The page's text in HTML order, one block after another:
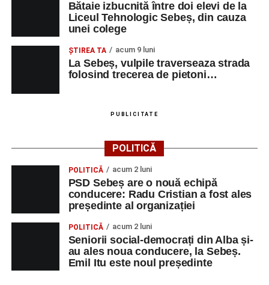
bucurie, prietenie, comuniune, noblețe, profesionalism,
aprinzând felinarele dinăuntrul tuturor. Vom purta aceste
zile în coroana de lumină a sufletelor, amintind că
adevărata măreție stă în slujire. Autentică conlucrare, cu
oameni care inspiră, simți că adaugi în galerie lecții de
zbor! Oașa este… Oașa.”(Prof. Alexandra Leordean)
rânduială, de efortul imens și de sufletul pe care îl pun
Am descoperit că multa știință ori funcția sau statutul nu
ține loc de caracter, de omenie. Voi păstra gândul ferm că
omul sfințește locul.”(Prof. Ciobanu Crenguța Vasilica)
„O mare familie, o comunitate pentru trup, minte și suflet,
un mod de a lua o gură de aer într-un bombardament
informatic, mediatic și psihologic.”
„Voi merge acasă cu gândul că educația și nu numai are
Bătaie izbucnită între doi elevi de la
Liceul Tehnologic Sebeș, din cauza
unei colege
ŞTIREA TA acum 9 luni
La Sebeș, vulpile traverseaza strada
folosind trecerea de pietoni…
PUBLICITATE
POLITICĂ
POLITICĂ acum 2 luni
PSD Sebeș are o nouă echipă
conducere: Radu Cristian a fost ales
președinte al organizației
POLITICĂ acum 2 luni
Seniorii social-democrați din Alba și-
au ales noua conducere, la Sebeș.
Emil Itu este noul președinte